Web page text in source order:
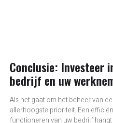
Conclusie: Investeer
bedrijf en uw
Als het gaat om het beheer van
allerhoogste prioriteit. Een
functioneren van uw bedrijf